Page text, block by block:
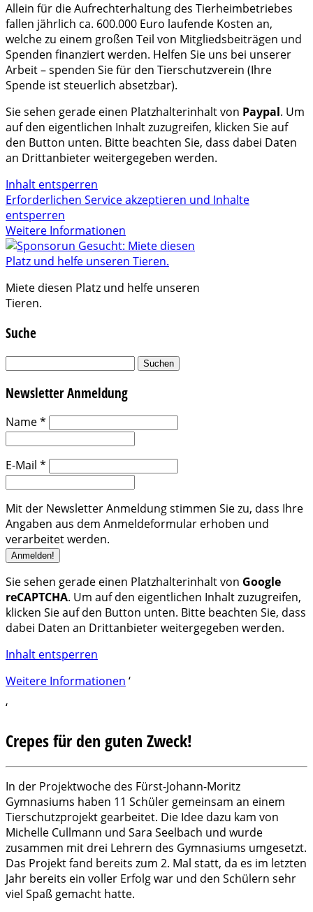
Allein für die Aufrechterhaltung des Tierheimbetriebes
fallen jährlich ca. 600.000 Euro laufende Kosten an,
welche zu einem großen Teil von Mitgliedsbeiträgen und
Spenden finanziert werden. Helfen Sie uns bei unserer
Arbeit – spenden Sie für den Tierschutzverein (Ihre
Spende ist steuerlich absetzbar).
Sie sehen gerade einen Platzhalterinhalt von Paypal. Um
auf den eigentlichen Inhalt zuzugreifen, klicken Sie auf
den Button unten. Bitte beachten Sie, dass dabei Daten
an Drittanbieter weitergegeben werden.
Inhalt entsperren
Erforderlichen Service akzeptieren und Inhalte
entsperren
Weitere Informationen
Miete diesen Platz und helfe unseren
Tieren.
Suche
Suchen
Newsletter Anmeldung
Name*
E-Mail *
Mit der Newsletter Anmeldung stimmen Sie zu, dass Ihre
Angaben aus dem Anmeldeformular erhoben und
verarbeitet werden.
Sie sehen gerade einen Platzhalterinhalt von Google
reCAPTCHA. Um auf den eigentlichen Inhalt zuzugreifen,
klicken Sie auf den Button unten. Bitte beachten Sie, dass
dabei Daten an Drittanbieter weitergegeben werden.
Inhalt entsperren
Weitere Informationen ‘
‘
Crepes für den guten Zweck!
In der Projektwoche des Fürst-Johann-Moritz
Gymnasiums haben 11 Schüler gemeinsam an einem
Tierschutzprojekt gearbeitet. Die Idee dazu kam von
Michelle Cullmann und Sara Seelbach und wurde
zusammen mit drei Lehrern des Gymnasiums umgesetzt.
Das Projekt fand bereits zum 2. Mal statt, da es im letzten
Jahr bereits ein voller Erfolg war und den Schülern sehr
viel Spaß gemacht hatte.